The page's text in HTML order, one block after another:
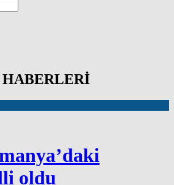
HABERLERİ
oldu